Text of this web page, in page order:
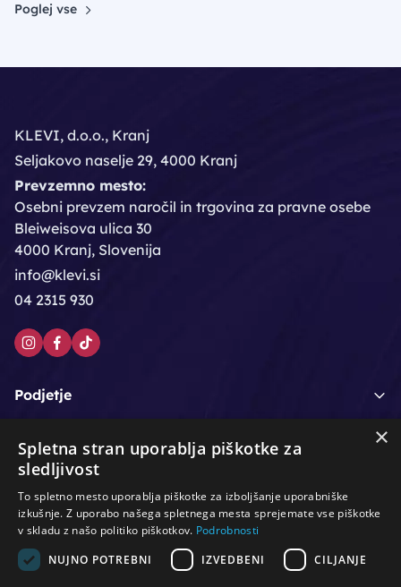
Poglej vse
KLEVI, d.o.o., Kranj
Seljakovo naselje 29, 4000 Kranj
Prevzemno mesto:
Osebni prevzem naročil in trgovina za pravne osebe
Bleiweisova ulica 30
4000 Kranj, Slovenija
info@klevi.si
04 2315 930
Podjetje
Moj račun
Podpora strankam
Lasje & nega las / Roke & nohti / Orodje - kozmetično /
×
Spletna stran uporablja piškotke za
sledljivost
To spletno mesto uporablja piškotke za izboljšanje uporabniške
izkušnje. Z uporabo našega spletnega mesta sprejemate vse piškotke
v skladu z našo politiko piškotkov. Podrobnosti
NUJNO POTREBNI
IZVEDBENI CILJANJE